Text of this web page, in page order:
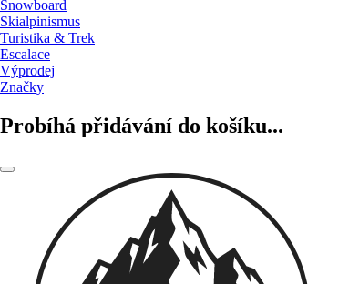
Snowboard
Skialpinismus
Turistika & Trek
Escalace
Výprodej
Značky
Probíhá přidávání do košíku...